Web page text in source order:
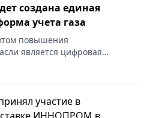
создана единая
учета газа
повышения
является цифровая
vapress.kz.